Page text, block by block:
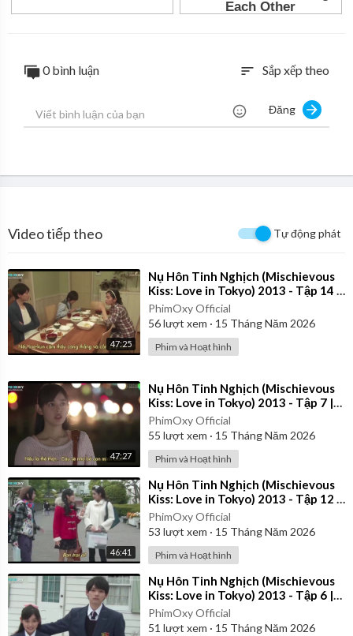
0 bình luận sort Sắp xếp theo
Đăng
Video tiếp theo Tự động phát
47:25
⁣Nụ Hôn Tinh Nghịch (Mischievous
Kiss: Love in Tokyo) 2013 - Tập 14 |
Vietsub
PhimOxy Official
56lượt xem · 15 Tháng Năm 2026
Phim và Hoạt hình
47:27
⁣Nụ Hôn Tinh Nghịch (Mischievous
Kiss: Love in Tokyo) 2013 - Tập 7 |
Vietsub
PhimOxy Official
55 lượt xem · 15 Tháng Năm 2026
Phim và Hoạt hình
46:41
⁣Nụ Hôn Tinh Nghịch (Mischievous
Kiss: Love in Tokyo) 2013 - Tập 12 |
Vietsub
PhimOxy Official
53 lượt xem · 15 Tháng Năm 2026
Phim và Hoạt hình
⁣Nụ Hôn Tinh Nghịch (Mischievous
Kiss: Love in Tokyo) 2013 - Tập 6 |
Vietsub
PhimOxy Official
51 lượt xem · 15 Tháng Năm 2026